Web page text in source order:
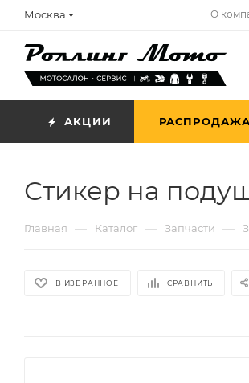
Москва О
АКЦИИ РАСПРОДАЖА
Стикер на
Главная — Каталог — Запчасти —
В ИЗБРАННОЕ СРАВНИТЬ